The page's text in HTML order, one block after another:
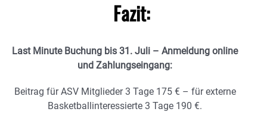
Fazit:
Last Minute Buchung bis 31. Juli – Anmeldung online
und Zahlungseingang:
Beitrag für ASV Mitglieder 3 Tage 175 € – für externe
Basketballinteressierte 3 Tage 190 €.